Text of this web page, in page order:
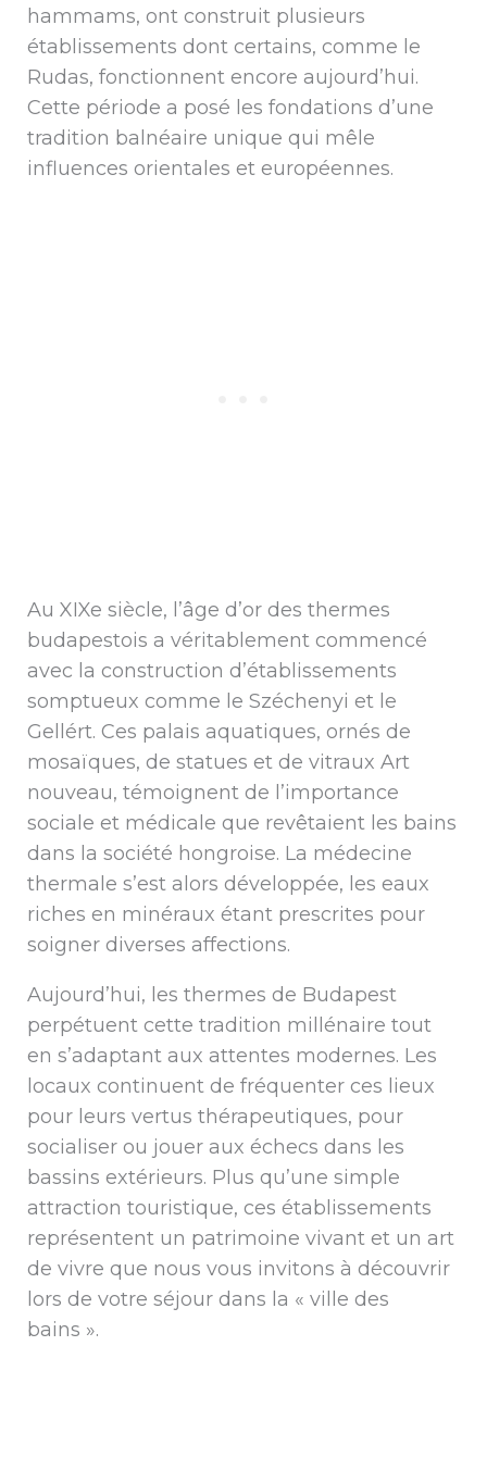
hammams, ont construit plusieurs
établissements dont certains, comme le
Rudas, fonctionnent encore aujourd’hui.
Cette période a posé les fondations d’une
tradition balnéaire unique qui mêle
influences orientales et européennes.
Au XIXe siècle, l’âge d’or des thermes
budapestois a véritablement commencé
avec la construction d’établissements
somptueux comme le Széchenyi et le
Gellért. Ces palais aquatiques, ornés de
mosaïques, de statues et de vitraux Art
nouveau, témoignent de l’importance
sociale et médicale que revêtaient les bains
dans la société hongroise. La médecine
thermale s’est alors développée, les eaux
riches en minéraux étant prescrites pour
soigner diverses affections.
Aujourd’hui, les thermes de Budapest
perpétuent cette tradition millénaire tout
en s’adaptant aux attentes modernes. Les
locaux continuent de fréquenter ces lieux
pour leurs vertus thérapeutiques, pour
socialiser ou jouer aux échecs dans les
bassins extérieurs. Plus qu’une simple
attraction touristique, ces établissements
représentent un patrimoine vivant et un art
de vivre que nous vous invitons à découvrir
lors de votre séjour dans la « ville des
bains ».